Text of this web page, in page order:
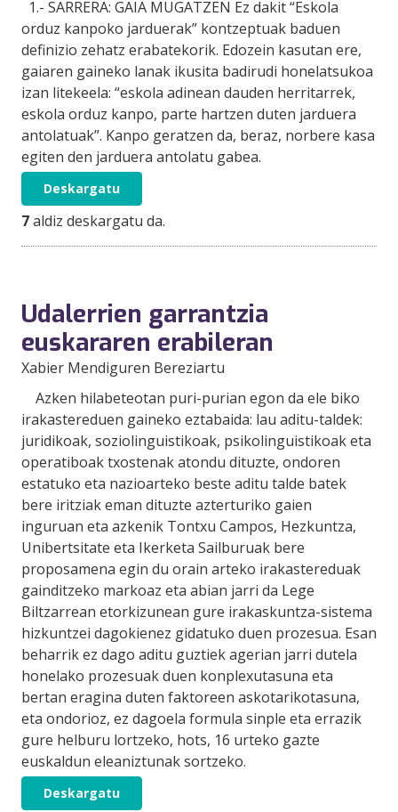
1.- SARRERA: GAIA MUGATZEN Ez dakit “Eskola
orduz kanpoko jarduerak” kontzeptuak baduen
definizio zehatz erabatekorik. Edozein kasutan ere,
gaiaren gaineko lanak ikusita badirudi honelatsukoa
izan litekeela: “eskola adinean dauden herritarrek,
eskola orduz kanpo, parte hartzen duten jarduera
antolatuak”. Kanpo geratzen da, beraz, norbere kasa
egiten den jarduera antolatu gabea.
Deskargatu
7aldiz deskargatu da.
Udalerrien garrantzia
euskararen erabileran
Xabier Mendiguren Bereziartu
Azken hilabeteotan puri-purian egon da ele biko
irakastereduen gaineko eztabaida: lau aditu-taldek:
juridikoak, soziolinguistikoak, psikolinguistikoak eta
operatiboak txostenak atondu dituzte, ondoren
estatuko eta nazioarteko beste aditu talde batek
bere iritziak eman dituzte azterturiko gaien
inguruan eta azkenik Tontxu Campos, Hezkuntza,
Unibertsitate eta Ikerketa Sailburuak bere
proposamena egin du orain arteko irakastereduak
gainditzeko markoaz eta abian jarri da Lege
Biltzarrean etorkizunean gure irakaskuntza-sistema
hizkuntzei dagokienez gidatuko duen prozesua. Esan
beharrik ez dago aditu guztiek agerian jarri dutela
honelako prozesuak duen konplexutasuna eta
bertan eragina duten faktoreen askotarikotasuna,
eta ondorioz, ez dagoela formula sinple eta errazik
gure helburu lortzeko, hots, 16 urteko gazte
euskaldun eleaniztunak sortzeko.
Deskargatu